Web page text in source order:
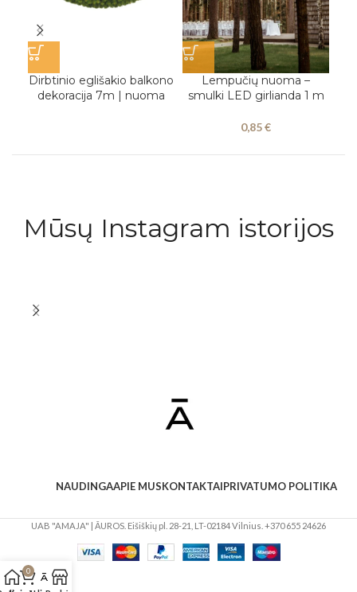
Dirbtinio eglišakio balkono
dekoracija 7m | nuoma
Lempučių nuoma –
smulki LED girlianda 1 m
0,85€
Mūsų Instagram istorijos
NAUDINGAAPIE MUSKONTAKTAIPRIVATUMO POLITIKA
UAB "AMAJA" | ĀUROS. Eišiškių pl. 28-21, LT-02184 Vilnius. +370 655 24626
0